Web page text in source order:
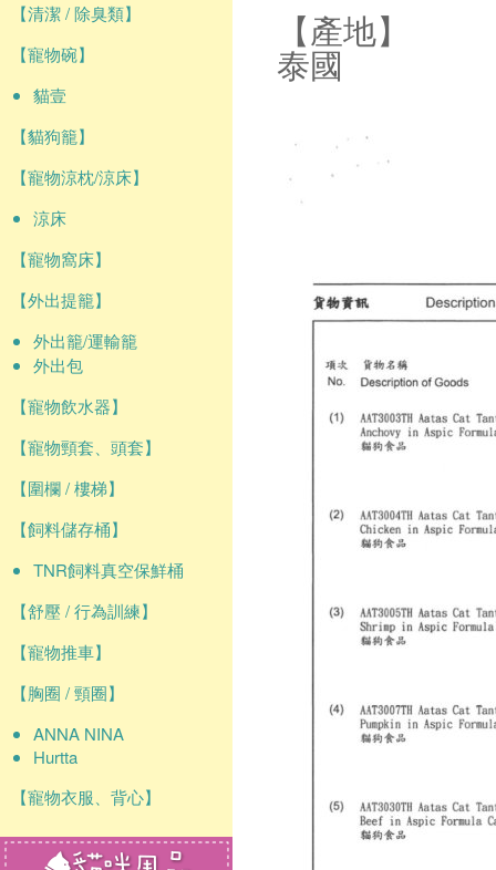
【清潔 / 除臭類】
【寵物碗】
貓壹
【貓狗籠】
【寵物涼枕/涼床】
涼床
【寵物窩床】
【外出提籠】
外出籠/運輸籠
外出包
【寵物飲水器】
【寵物頸套、頭套】
【圍欄 / 樓梯】
【飼料儲存桶】
TNR飼料真空保鮮桶
【舒壓 / 行為訓練】
【寵物推車】
【胸圈 / 頸圈】
ANNA NINA
Hurtta
【寵物衣服、背心】
【產地】
泰國